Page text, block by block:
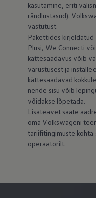
kasutamine, eriti
rändlustasud).
vastutust.
Pakettides
Plusi, We Connecti
kättesaadavus võib
varustusest ja
kättesaadavad
nende sisu võib
võidakse lõpetada.
Lisateavet saate
oma Volkswageni
tariifitingimuste
operaatorilt.